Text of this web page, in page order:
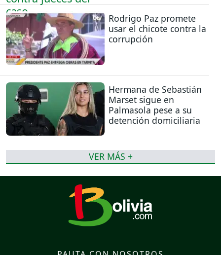
Rodrigo Paz promete
usar el chicote contra la
corrupción
Hermana de Sebastián
Marset sigue en
Palmasola pese a su
detención domiciliaria
VER MÁS +